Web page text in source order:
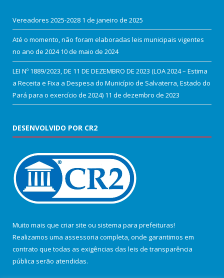
Vereadores 2025-2028 1 de janeiro de 2025
Até o momento, não foram elaboradas leis municipais vigentes
no ano de 2024 10 de maio de 2024
LEI Nº 1889/2023, DE 11 DE DEZEMBRO DE 2023 (LOA 2024 – Estima
a Receita e Fixa a Despesa do Município de Salvaterra, Estado do
Pará para o exercício de 2024) 11 de dezembro de 2023
DESENVOLVIDO POR CR2
Muito mais que criar site ou sistema para prefeituras!
Realizamos uma assessoria completa, onde garantimos em
contrato que todas as exigências das leis de transparência
pública serão atendidas.